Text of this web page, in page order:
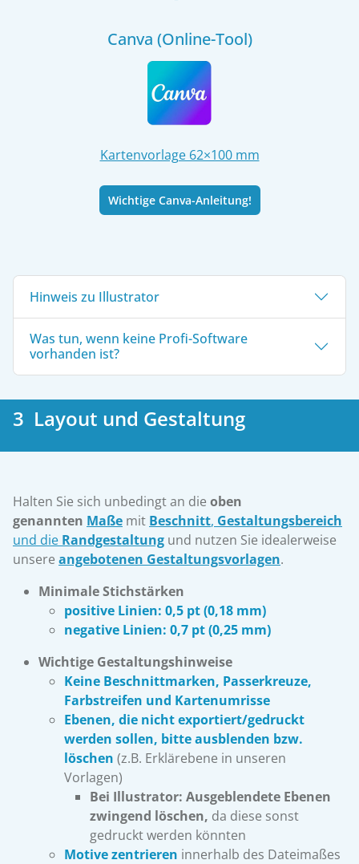
Canva (Online-Tool)
Kartenvorlage 62×100 mm
Wichtige Canva-Anleitung!
Hinweis zu Illustrator
Was tun, wenn keine Profi-Software
vorhanden ist?
3 Layout und Gestaltung
Halten Sie sich unbedingt an die oben
genannten Maße mit Beschnitt, Gestaltungsbereich
und die Randgestaltung und nutzen Sie idealerweise
unsere angebotenen Gestaltungsvorlagen.
Minimale Stichstärken
positive Linien: 0,5 pt (0,18 mm)
negative Linien: 0,7 pt (0,25 mm)
Wichtige Gestaltungshinweise
Keine Beschnittmarken, Passerkreuze,
Farbstreifen und Kartenumrisse
Ebenen, die nicht exportiert/gedruckt
werden sollen, bitteausblenden bzw.
löschen (z.B. Erklärebene in unseren
Vorlagen)
Bei Illustrator: Ausgeblendete Ebenen
zwingend löschen, da diese sonst
gedruckt werden könnten
Motive zentrieren innerhalb des Dateimaßes